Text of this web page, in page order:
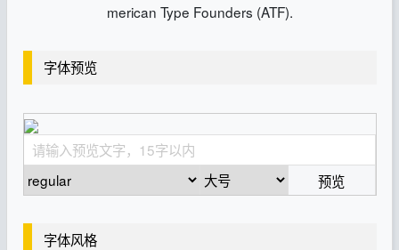
merican Type Founders (ATF).
字体预览
预览
字体风格